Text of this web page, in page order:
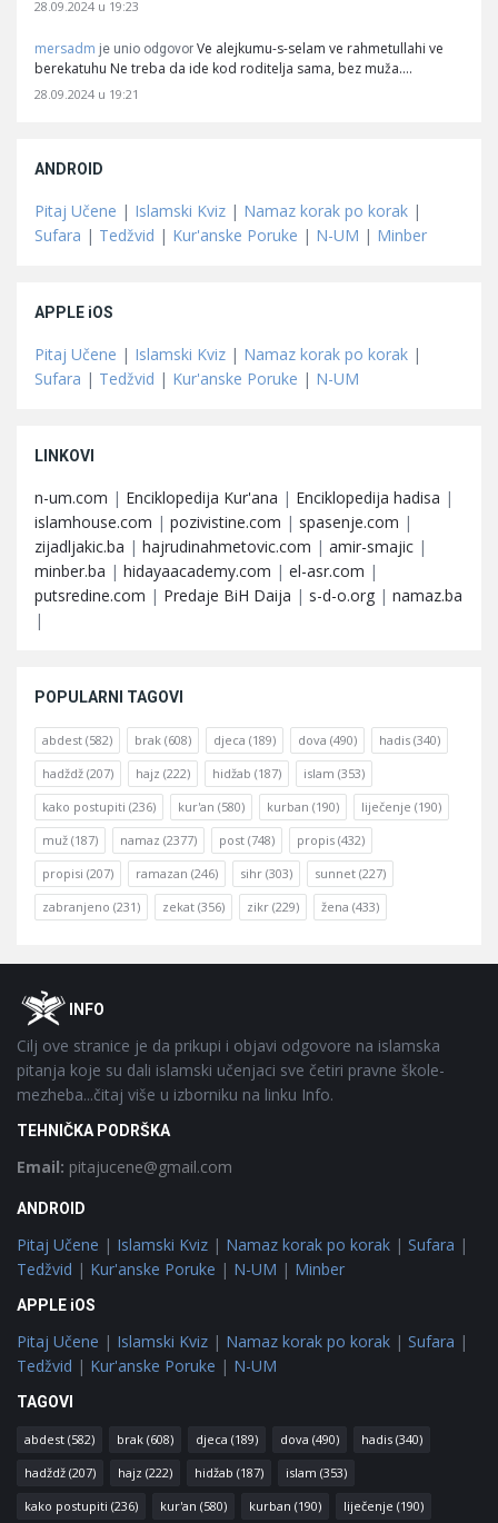
28.09.2024 u 19:23
mersadm je unio odgovor Ve alejkumu-s-selam ve rahmetullahi ve
berekatuhu Ne treba da ide kod roditelja sama, bez muža.…
28.09.2024 u 19:21
ANDROID
Pitaj Učene | Islamski Kviz | Namaz korak po korak |
Sufara | Tedžvid | Kur'anske Poruke | N-UM | Minber
APPLE iOS
Pitaj Učene | Islamski Kviz | Namaz korak po korak |
Sufara | Tedžvid | Kur'anske Poruke | N-UM
LINKOVI
n-um.com | Enciklopedija Kur'ana | Enciklopedija hadisa |
islamhouse.com | pozivistine.com | spasenje.com |
zijadljakic.ba | hajrudinahmetovic.com | amir-smajic |
minber.ba | hidayaacademy.com | el-asr.com |
putsredine.com | Predaje BiH Daija | s-d-o.org | namaz.ba
|
POPULARNI TAGOVI
abdest (582) brak (608) djeca (189) dova (490) hadis (340)
hadždž (207) hajz (222) hidžab (187) islam (353)
kako postupiti (236) kur'an (580) kurban (190) liječenje (190)
muž (187) namaz (2377) post (748) propis (432)
propisi (207) ramazan (246) sihr (303) sunnet (227)
zabranjeno (231) zekat (356) zikr (229) žena (433)
FooterOINFO
Cilj ove stranice je da prikupi i objavi odgovore na islamska
pitanja koje su dali islamski učenjaci sve četiri pravne škole-
mezheba...čitaj više u izborniku na linku Info.
TEHNIČKA PODRŠKA
Email: pitajucene@gmail.com
ANDROID
Pitaj Učene | Islamski Kviz | Namaz korak po korak | Sufara |
Tedžvid | Kur'anske Poruke | N-UM | Minber
APPLE iOS
Pitaj Učene | Islamski Kviz | Namaz korak po korak | Sufara |
Tedžvid | Kur'anske Poruke | N-UM
TAGOVI
abdest (582) brak (608) djeca (189) dova (490) hadis (340)
hadždž (207) hajz (222) hidžab (187) islam (353)
kako postupiti (236) kur'an (580) kurban (190) liječenje (190)